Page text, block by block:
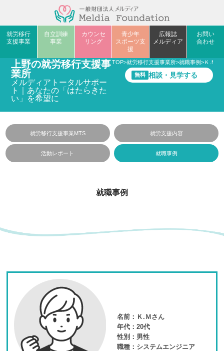
就労移行
支援事業
自立訓練
事業
カウンセ
リング
青少年
スポーツ支
援
広報誌
メルディア
お問い
合わせ
上野の就労移行支援事
業所
メルディアトータルサポー
ト｜あなたの「はたらきた
い」を希望に
TOP>就労移行支援事業所>就職事例>Ｋ.Ｍさ
無料 相談・見学する
就労移行支援事業MTS 就労支援内容
活動レポート 就職事例
就職事例
名前： Ｋ.Ｍさん
年代： 20代
性別： 男性
職種： システムエンジニア